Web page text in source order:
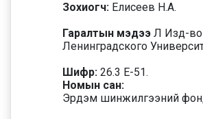
Зохиогч: Елисеев Н.А.
Гаралтын мэдээ Л Изд-во
Ленинградского
Шифр: 26.3 Е-51.
Номын сан:
Эрдэм шинжилгээний